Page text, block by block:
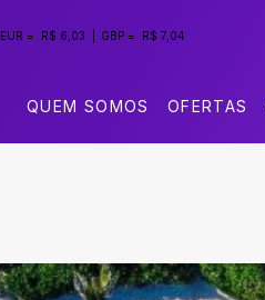
EUR = R$ 6,03 GBP = R$ 7,04
QUEM SOMOS OFERTAS